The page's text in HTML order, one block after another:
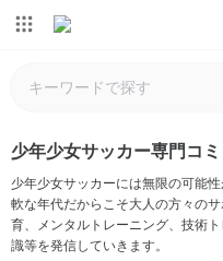
少年少女サッカー専門コ
少年少女サッカーには無限の可能
軟な年代だからこそ大人の方々の
育、メンタルトレーニング、技術
識等を発信していきます。